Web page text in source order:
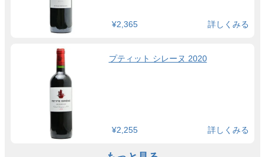
¥2,365 詳しくみる
プティット シレーヌ 2020
¥2,255 詳しくみる